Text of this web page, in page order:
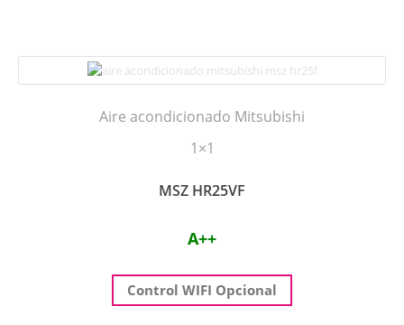
Aire acondicionado Mitsubishi
1×1
MSZ HR25VF
A++
Control WIFI Opcional